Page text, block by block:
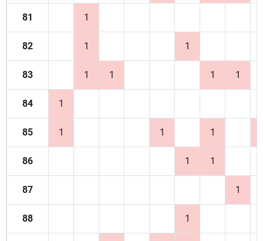
81 1
82 1 1
83 1 1 1 1
84 1
85 1 1 1
86 1 1
87 1
88 1